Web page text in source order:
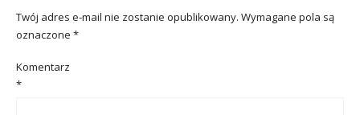
Twój adres e-mail nie zostanie opublikowany. Wymagane pola są
oznaczone *
Komentarz
*